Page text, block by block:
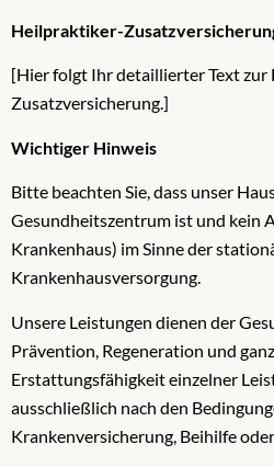
Heilpraktiker-
[Hier folgt Ihr detaillierter Text
Zusatzversicherung.]
Wichtiger Hinweis
Bitte beachten Sie, dass unser
Gesundheitszentrum ist und kein
Krankenhaus) im Sinne der
Krankenhausversorgung.
Unsere Leistungen dienen der
Prävention, Regeneration und
Erstattungsfähigkeit einzelner
ausschließlich nach den
Krankenversicherung, Beihilfe